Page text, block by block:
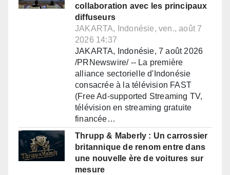
collaboration avec les principaux
diffuseurs
JAKARTA, Indonésie, ven., août 7
2026 14:37
JAKARTA, Indonésie, 7 août 2026
/PRNewswire/ -- La première
alliance sectorielle d'Indonésie
consacrée à la télévision FAST
(Free Ad-supported Streaming TV,
télévision en streaming gratuite
financée…
Thrupp & Maberly : Un carrossier
britannique de renom entre dans
une nouvelle ère de voitures sur
mesure